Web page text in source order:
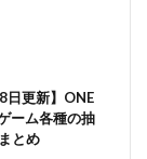
日更新】ONE
ーム各種の抽
とめ